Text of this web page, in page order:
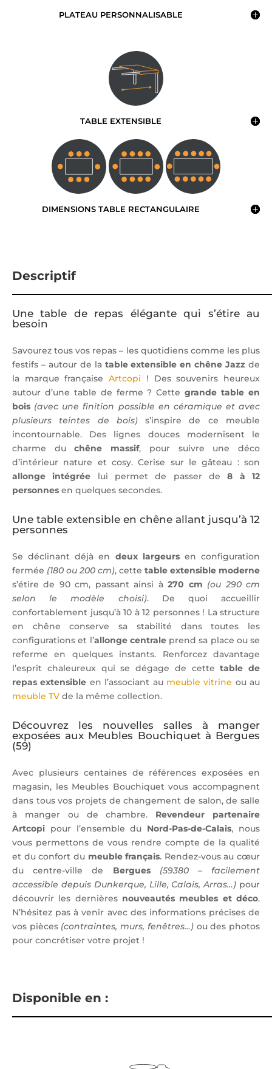
PLATEAU PERSONNALISABLE
TABLE EXTENSIBLE
DIMENSIONS TABLE RECTANGULAIRE
Descriptif
Une table de repas élégante qui s’étire au
besoin
Savourez tous vos repas – les quotidiens comme les plus
festifs – autour de la table extensible en chêne Jazz de
la marque françaiseArtcopi ! Des souvenirs heureux
autour d’une table de ferme ? Cettegrande table en
bois (avec une finition possible en céramique et avec
plusieurs teintes de bois)s’inspire de ce meuble
incontournable. Des lignes douces modernisent le
charme duchêne massif, pour suivre une déco
d’intérieur nature et cosy. Cerise sur le gâteau : son
allonge intégrée lui permet de passer de8 à 12
personnes en quelques secondes.
Une table extensible en chêne allant jusqu’à 12
personnes
Se déclinant déjà en deux largeursen configuration
fermée (180 ou 200 cm), cette table extensible moderne
s’étire de 90 cm, passant ainsi à270 cm (ou 290 cm
selon le modèle choisi). De quoi accueillir
confortablement jusqu’à 10 à 12 personnes ! La structure
en chêne conserve sa stabilité dans toutes les
configurations et l’allonge centrale prend sa place ou se
referme en quelques instants. Renforcez davantage
l’esprit chaleureux qui se dégage de cettetable de
repas extensible en l’associant au meuble vitrine ou au
meuble TV de la même collection.
Découvrez les nouvelles salles à manger
exposées aux Meubles Bouchiquet à Bergues
(59)
Avec plusieurs centaines de références exposées en
magasin, les Meubles Bouchiquet vous accompagnent
dans tous vos projets de changement de salon, de salle
à manger ou de chambre. Revendeur partenaire
Artcopi pour l’ensemble du Nord-Pas-de-Calais, nous
vous permettons de vous rendre compte de la qualité
et du confort du meuble français. Rendez-vous au cœur
du centre-ville de Bergues
(59380 – facilement
accessible depuis Dunkerque, Lille, Calais, Arras…) pour
découvrir les dernières nouveautés meubles et déco.
N’hésitez pas à venir avec des informations précises de
vos pièces (contraintes, murs, fenêtres…)ou des photos
pour concrétiser votre projet !
Disponible en :